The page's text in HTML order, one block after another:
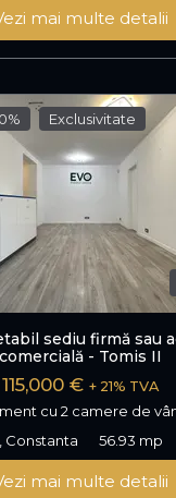
mai multe detalii
Exclusivitate
sediu firmă sau
comercială - Tomis II
115,000 € + 21% TVA
cu 2 camere de
Constanta
56.93 mp
mai multe detalii